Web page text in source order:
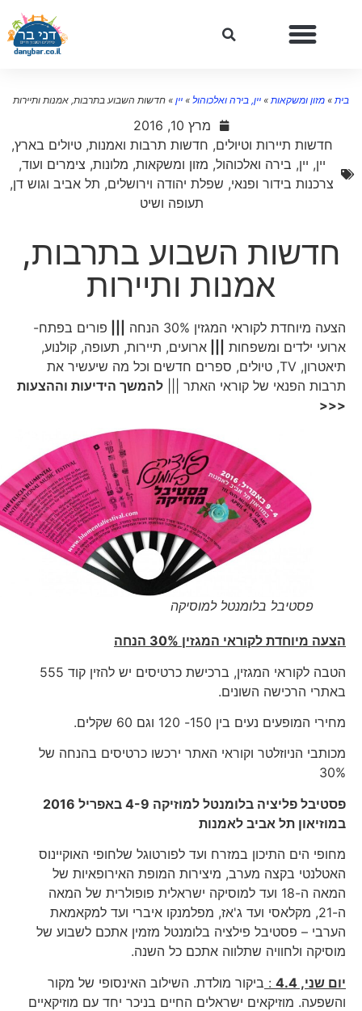
»מזון ומשקאות»יין, בירה ואלכוהול»יין »חדשות השבוע בתרבות, אמנות ותיירות
מרץ 10, 2016
חדשות תיירות וטיולים,חדשות תרבות ואמנות,טיולים בארץ,
,יין, בירה ואלכוהול,מזון ומשקאות,מלונות, צימרים ועוד,
צרכנות בידור ופנאי,שפלת יהודה וירושלים,תל אביב וגוש דן,
תעופה ושיט
חדשות השבוע בתרבות,
אמנות ותיירות
הצעה מיוחדת לקוראי המגזין 30% הנחה |||
פורים בפתח-
ארועי ילדים ומשפחות|||
ארועים, תיירות, תעופה, קולנוע,
תיאטרון, TV, טיולים, ספרים חדשים וכל מה שיעשיר את
תרבות הפנאי של קוראי האתר |||
להמשך הידיעות וההצעות
<<<
פסטיבל בלומנטל למוסיקה
הצעה מיוחדת לקוראי המגזין 30% הנחה
הטבה לקוראי המגזין, ברכישת כרטיסים יש להזין קוד 555
באתרי הרכישה השונים.
מחירי המופעים נעים בין 150- 120 וגם 60 שקלים.
מכותבי הניוזלטר וקוראי האתר ירכשו כרטיסים בהנחה של
30%
פסטיבל פליציה בלומנטל למוזיקה 4-9 באפריל 2016
במוזיאון תל אביב לאמנות
מחופי הים התיכון במזרח ועד לפורטוגל שלחופי האוקיינוס
האטלנטי בקצה מערב, מיצירות המופת האירופאיות של
המאה ה-18 ועד למוסיקה ישראלית פופולרית של המאה
ה-21, מקלאסי ועד ג'אז, מפלמנקו איברי ועד למקאמאת
הערבי – פסטיבל פילציה בלומנטל מזמין אתכם לשבוע של
מוסיקה ולחוויה שתלווה אתכם כל השנה.
יום שני, 4.4
:ביקור מולדת. השילוב האינסופי של מקור
והשפעה. מוזיקאים ישראלים החיים בניכר יחד עם מוזיקאיים